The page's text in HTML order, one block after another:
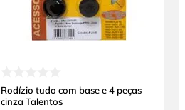
Rodízio tudo com base e 4 peças
cinza Talentos